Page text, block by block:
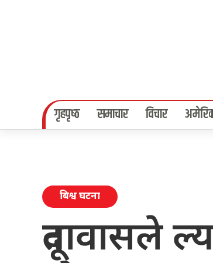
गृहपृष्‍ठ समाचार विचार
बिश्व घटना
दूतावासले